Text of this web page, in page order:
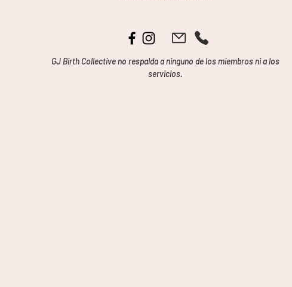
GJ Birth Collective no respalda a ninguno de los miembros ni a los
servicios.